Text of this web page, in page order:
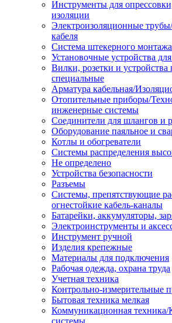
Инструменты для
изоляции
Электроизоляционные
кабеля
Система штекерного монтажа
Установочные устройства
Вилки, розетки и
специальные
Арматура кабельная/
Отопительные приборы/
инженерные системы
Соединители для шлангов и
Оборудование паяльное и
Котлы и обогреватели
Системы распределения
Не определено
Устройства безопасности
Разъемы
Системы, препятствующие
огнестойкие кабель-каналы
Батарейки, аккумуляторы,
Электроинструменты и
Инструмент ручной
Изделия крепежные
Материалы для подключения
Рабочая одежда, охрана труда
Учетная техника
Контрольно-измерительные
Бытовая техника мелкая
Коммуникационная
системы